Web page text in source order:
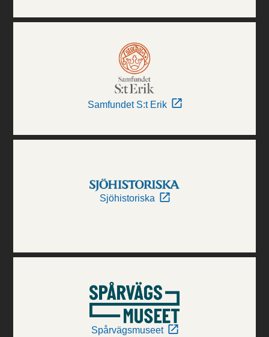
Samfundet S:t Erik
Sjöhistoriska
Spårvägsmuseet